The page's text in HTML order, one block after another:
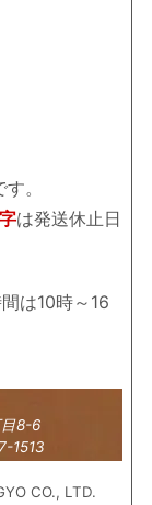
。
は発送休止日
は10時～16
8-6
1513
CO., LTD.